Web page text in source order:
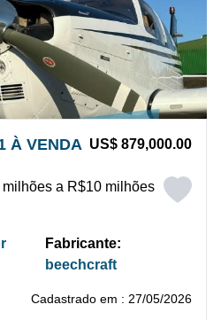
À VENDA US$ 879,000.00
milhões a R$10 milhões
Fabricante:
beechcraft
Cadastrado em : 27/05/2026